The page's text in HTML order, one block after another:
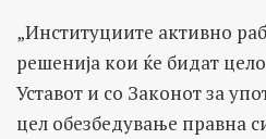
„Институциите активно
решенија кои ќе бидат
Уставот и со Законот за
цел обезбедување правна